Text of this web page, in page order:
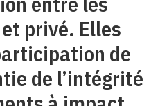
privé. Elles
de
de l’intégrité